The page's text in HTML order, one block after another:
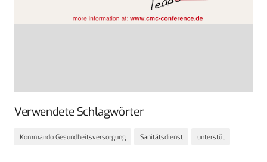
Verwendete Schlagwörter
Kommando Gesundheitsversorgung Sanitätsdienst unterstüt